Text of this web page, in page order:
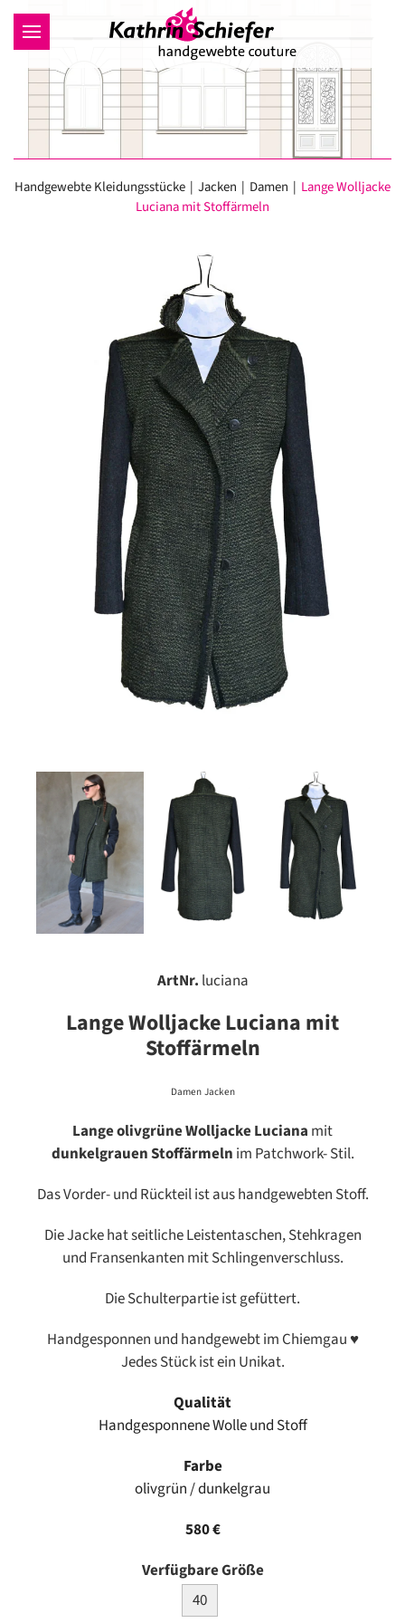
Zum Hauptinhalt springen
Handgewebte Kleidungsstücke Jacken Damen
Lange Wolljacke
Luciana mit Stoffärmeln
ArtNr. luciana
Lange Wolljacke Luciana mit
Stoffärmeln
Damen Jacken
Lange olivgrüne WolljackeLuciana mit
dunkelgrauen Stoffärmeln im Patchwork- Stil.
Das Vorder- und Rückteil ist aus handgewebten Stoff.
Die Jacke hat seitliche Leistentaschen, Stehkragen
und Fransenkanten mit Schlingenverschluss.
Die Schulterpartie ist gefüttert.
Handgesponnen und handgewebt im Chiemgau ♥
Jedes Stück ist ein Unikat.
Qualität
Handgesponnene Wolle und Stoff
Farbe
olivgrün / dunkelgrau
580 €
Verfügbare Größe
40